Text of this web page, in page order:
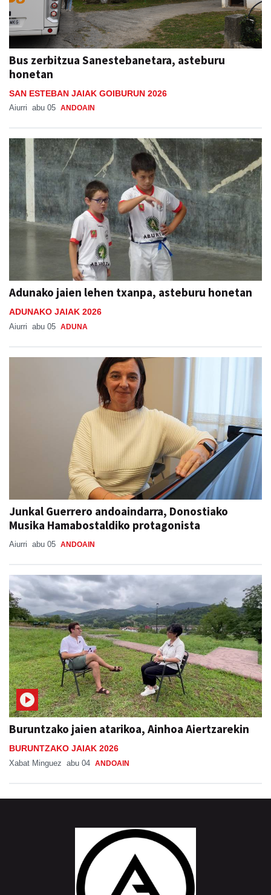
Bus zerbitzua Sanestebanetara, asteburu
honetan
SAN ESTEBAN JAIAK GOIBURUN 2026
Aiurri abu 05 ANDOAIN
Adunako jaien lehen txanpa, asteburu honetan
ADUNAKO JAIAK 2026
Aiurri abu 05 ADUNA
Junkal Guerrero andoaindarra, Donostiako
Musika Hamabostaldiko protagonista
Aiurri abu 05 ANDOAIN
Buruntzako jaien atarikoa, Ainhoa Aiertzarekin
BURUNTZAKO JAIAK 2026
Xabat Minguez abu 04 ANDOAIN